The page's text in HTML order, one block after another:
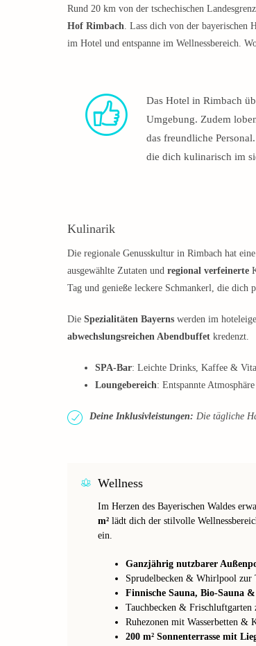
Rund 20 km von der tschechischen
Hof Rimbach . Lass dich von der
im Hotel und entspanne im Wellnessbereich.
Das Hotel in Rimbach
Umgebung. Zudem
das freundliche
die dich kulinarisch im
Kulinarik
Die regionale Genusskultur in Rimbach hat
ausgewählte Zutaten und regional verfeinerte
Tag und genieße leckere Schmankerl, die dich
Die Spezialitäten Bayerns werden im
abwechslungsreichen Abendbuffet kredenzt.
SPA-Bar: Leichte Drinks, Kaffee &
Loungebereich: Entspannte
Deine Inklusivleistungen: Die tägliche
Wellness
Im Herzen des Bayerischen Waldes
m² lädt dich der stilvolle
ein.
Ganzjährig nutzbarer
Sprudelbecken & Whirlpool zur
Finnische Sauna, Bio-Sauna
Tauchbecken & Frischluftgarten
Ruhezonen mit Wasserbetten &
200 m² Sonnenterrasse mit